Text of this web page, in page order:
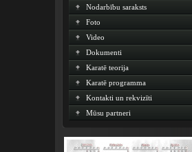
Nodarbību saraksts
Foto
Video
Dokumenti
Karatē teorija
Karatē programma
Kontakti un rekvizīti
Mūsu partneri